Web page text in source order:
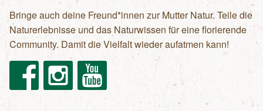
Bringe auch deine Freund*innen zur Mutter Natur. Teile die
Naturerlebnisse und das Naturwissen für eine florierende
Community. Damit die Vielfalt wieder aufatmen kann!
FacebookInstagram Youtube